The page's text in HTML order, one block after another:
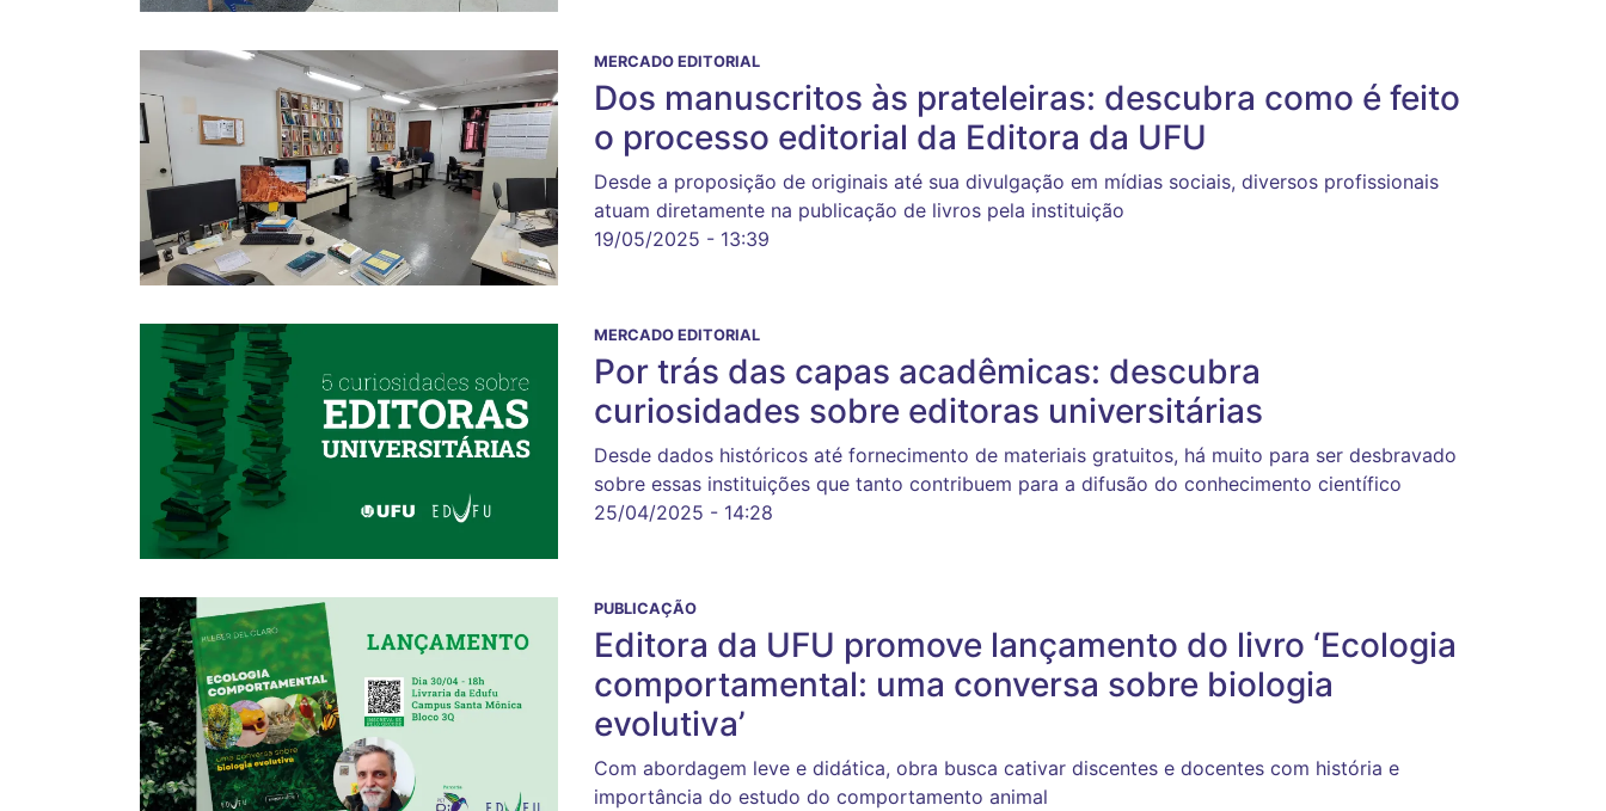
MERCADO EDITORIAL
Dos manuscritos às prateleiras: descubra como é feito
o processo editorial da Editora da UFU
Desde a proposição de originais até sua divulgação em mídias sociais, diversos profissionais
atuam diretamente na publicação de livros pela instituição
19/05/2025 - 13:39
MERCADO EDITORIAL
Por trás das capas acadêmicas: descubra
curiosidades sobre editoras universitárias
Desde dados históricos até fornecimento de materiais gratuitos, há muito para ser desbravado
sobre essas instituições que tanto contribuem para a difusão do conhecimento científico
25/04/2025 - 14:28
PUBLICAÇÃO
Editora da UFU promove lançamento do livro ‘Ecologia
comportamental: uma conversa sobre biologia
evolutiva’
Com abordagem leve e didática, obra busca cativar discentes e docentes com história e
importância do estudo do comportamento animal